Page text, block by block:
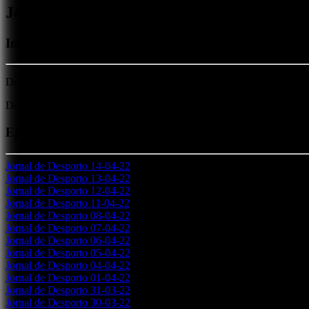
Jornal Desporto
Informação sobre toda a atualidade desportiva da
De segunda a sexta: 7h50 - 10h15 - 12h30 - 17h30 - 19h15
De segunda a sexta-feira, o jornalista Nuno Lima atualiza toda a
Episódios
Jornal de Desporto 14-04-22
Jornal de Desporto 13-04-22
Jornal de Desporto 12-04-22
Jornal de Desporto 11-04-22
Jornal de Desporto 08-04-22
Jornal de Desporto 07-04-22
Jornal de Desporto 06-04-22
Jornal de Desporto 05-04-22
Jornal de Desporto 04-04-22
Jornal de Desporto 01-04-22
Jornal de Desporto 31-03-22
Jornal de Desporto 30-03-22